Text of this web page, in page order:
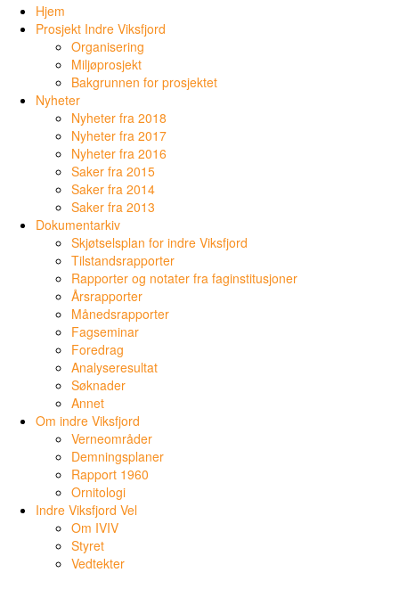
Hjem
Prosjekt Indre Viksfjord
Organisering
Miljøprosjekt
Bakgrunnen for prosjektet
Nyheter
Nyheter fra 2018
Nyheter fra 2017
Nyheter fra 2016
Saker fra 2015
Saker fra 2014
Saker fra 2013
Dokumentarkiv
Skjøtselsplan for indre Viksfjord
Tilstandsrapporter
Rapporter og notater fra faginstitusjoner
Årsrapporter
Månedsrapporter
Fagseminar
Foredrag
Analyseresultat
Søknader
Annet
Om indre Viksfjord
Verneområder
Demningsplaner
Rapport 1960
Ornitologi
Indre Viksfjord Vel
Om IVIV
Styret
Vedtekter